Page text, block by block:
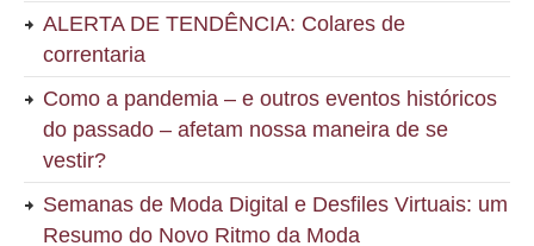
ALERTA DE TENDÊNCIA: Colares de
correntaria
Como a pandemia – e outros eventos históricos
do passado – afetam nossa maneira de se
vestir?
Semanas de Moda Digital e Desfiles Virtuais: um
Resumo do Novo Ritmo da Moda